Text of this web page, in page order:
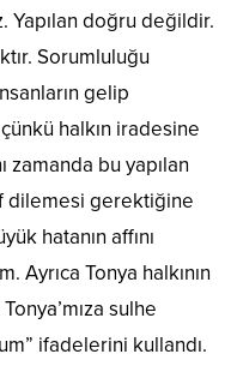
Yapılan doğru değildir.
Sorumluluğu
gelip
halkın iradesine
zamanda bu yapılan
dilemesi gerektiğine
hatanın affını
Tonya halkının
sulhe
ifadelerini kullandı.